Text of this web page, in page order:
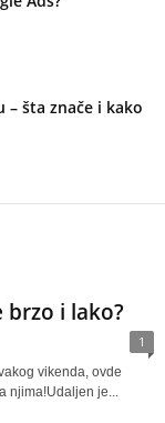
šta znače i kako
brzo i lako?
1
vikenda, ovde
njima!Udaljen je...